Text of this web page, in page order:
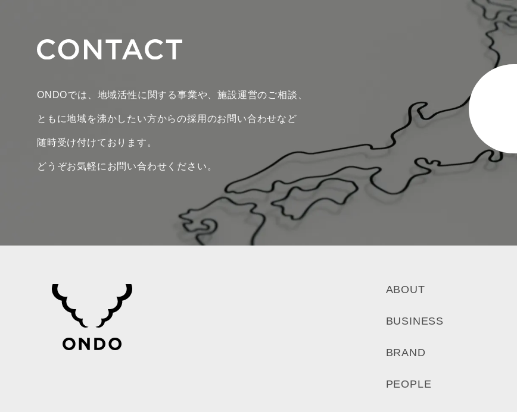
ONDOでは、地域活性に関する事業や、施設運営のご相談、
ともに地域を沸かしたい方からの採用のお問い合わせなど
随時受け付けております。
どうぞお気軽にお問い合わせください。
ABOUT
BUSINESS
BRAND
PEOPLE